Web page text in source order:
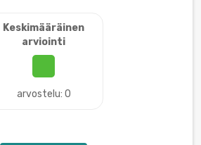
Keskimääräinen
arviointi
arvostelu: 0